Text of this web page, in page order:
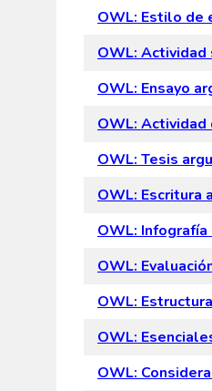
OWL: Estilo de
OWL:
OWL: Ensayo
OWL:
OWL: Tesis
OWL: Escritura
OWL:
OWL:
OWL:
OWL:
OWL: